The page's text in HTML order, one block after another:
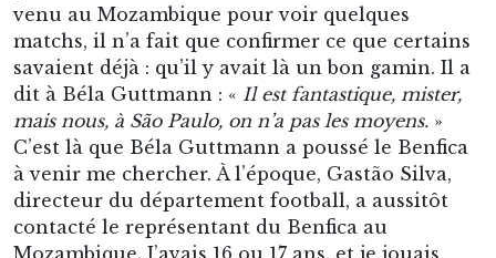
venu au Mozambique pour voir quelques
matchs, il n’a fait que confirmer ce que certains
savaient déjà : qu’il y avait là un bon gamin. Il a
dit à Béla Guttmann : « Il est fantastique, mister,
mais nous, à São Paulo, on n’a pas les moyens. »
C’est là que Béla Guttmann a poussé le Benfica
à venir me chercher. À l’époque, Gastão Silva,
directeur du département football, a aussitôt
contacté le représentant du Benfica au
Mozambique. J’avais 16 ou 17 ans, et je jouais